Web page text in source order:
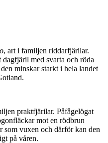
, art i familjen riddarfjärilar.
med svarta och röda
minskar starkt i hela landet
praktfjärilar. Påfågelögat
mot en rödbrun
vuxen och därför kan den
på våren.